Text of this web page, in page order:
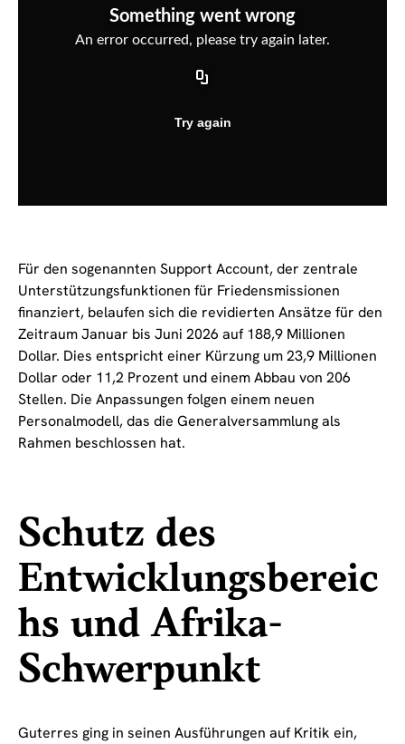
Für den sogenannten Support Account, der zentrale
Unterstützungsfunktionen für Friedensmissionen
finanziert, belaufen sich die revidierten Ansätze für den
Zeitraum Januar bis Juni 2026 auf 188,9 Millionen
Dollar. Dies entspricht einer Kürzung um 23,9 Millionen
Dollar oder 11,2 Prozent und einem Abbau von 206
Stellen. Die Anpassungen folgen einem neuen
Personalmodell, das die Generalversammlung als
Rahmen beschlossen hat.
Schutz des
Entwicklungsbereic
hs und Afrika-
Schwerpunkt
Guterres ging in seinen Ausführungen auf Kritik ein,